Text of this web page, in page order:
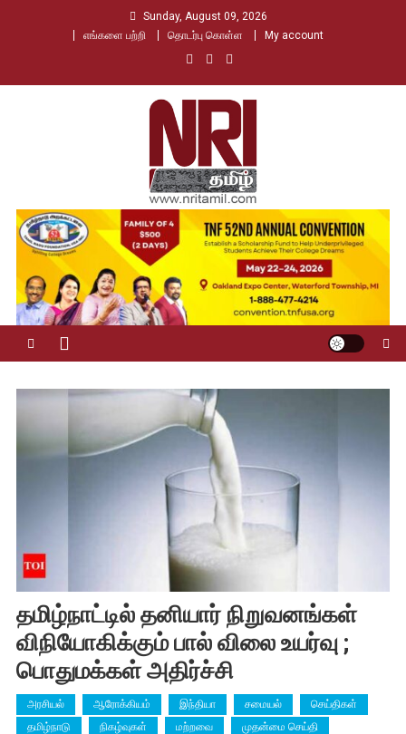
Sunday, August 09, 2026
எங்களை பற்றி
தொடர்பு கொள்ள My account
Nri Tamil
உலக தமிழர்களின் உரத்த குரல்
தமிழ்நாட்டில் தனியார் நிறுவனங்கள்
விநியோகிக்கும் பால் விலை உயர்வு ;
பொதுமக்கள் அதிர்ச்சி
அரசியல் ஆரோக்கியம் இந்தியா சமையல்
செய்திகள்
தமிழ்நாடு
நிகழ்வுகள் மற்றவை
முதன்மை செய்தி